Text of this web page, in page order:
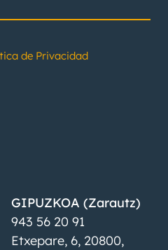
de Privacidad
GIPUZKOA (Zarautz)
943 56 20 91
Etxepare, 6, 20800,